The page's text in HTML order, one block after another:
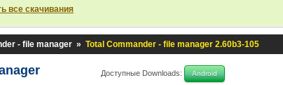
все скачивания
- file manager » Total Commander - file manager 2.60b3-105
Доступные Downloads: Android